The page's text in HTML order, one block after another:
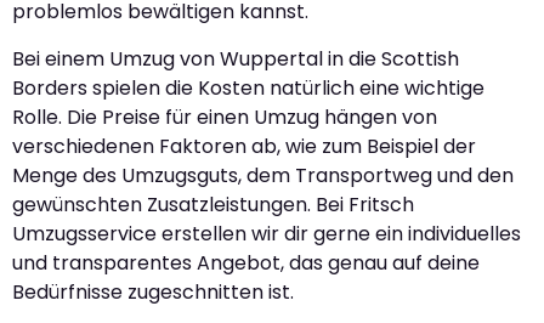
problemlos bewältigen kannst.
Bei einem Umzug von Wuppertal in die Scottish
Borders spielen die Kosten natürlich eine wichtige
Rolle. Die Preise für einen Umzug hängen von
verschiedenen Faktoren ab, wie zum Beispiel der
Menge des Umzugsguts, dem Transportweg und den
gewünschten Zusatzleistungen. Bei Fritsch
Umzugsservice erstellen wir dir gerne ein individuelles
und transparentes Angebot, das genau auf deine
Bedürfnisse zugeschnitten ist.